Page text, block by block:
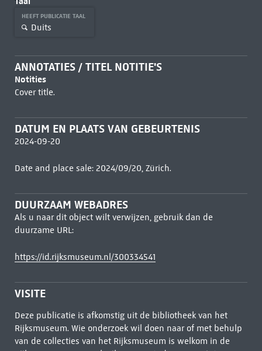
HEEFT PUBLICATIE TAAL
Duits
ANNOTATIES / TITEL NOTITIE'S
Notities
Cover title.
DATUM EN PLAATS VAN GEBEURTENIS
2024-09-20
Date and place sale: 2024/09/20, Zürich.
DUURZAAM WEBADRES
Als u naar dit object wilt verwijzen, gebruik dan de
duurzame URL:
https://id.rijksmuseum.nl/300334541
VISITE
Deze publicatie is afkomstig uit de bibliotheek van het
Rijksmuseum. Wie onderzoek wil doen naar of met behulp
van de collecties van het Rijksmuseum is welkom in de